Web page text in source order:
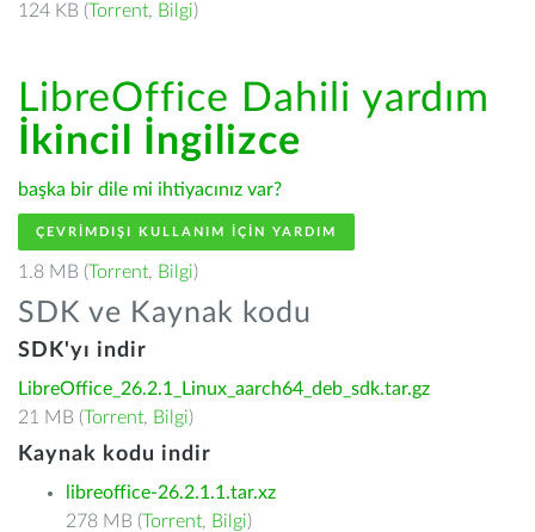
124 KB (Torrent, Bilgi)
LibreOffice Dahili yardım
İkincil İngilizce
başka bir dile mi ihtiyacınız var?
ÇEVRIMDIŞI KULLANIM IÇIN YARDIM
1.8 MB (Torrent, Bilgi)
SDK ve Kaynak kodu
SDK'yı indir
LibreOffice_26.2.1_Linux_aarch64_deb_sdk.tar.gz
21 MB (Torrent, Bilgi)
Kaynak kodu indir
libreoffice-26.2.1.1.tar.xz
278 MB (Torrent, Bilgi)